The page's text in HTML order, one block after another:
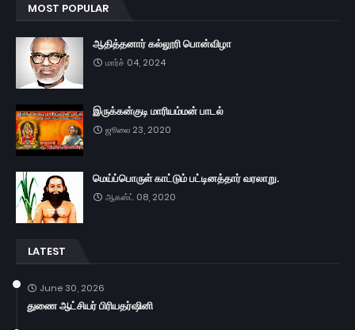
MOST POPULAR
ஆதித்தனார் கல்லூரி பொன்விழா
மார்ச் 04, 2024
இருக்கன்குடி மாரியம்மன் பாடல்
ஜூலை 23, 2020
மெய்ப்பொருள் காட்டும் பட்டினத்தார் வரலாறு.
ஆகஸ்ட் 08, 2020
LATEST
June 30, 2026
துணை ஆட்சியர் பிரியதர்ஷினி